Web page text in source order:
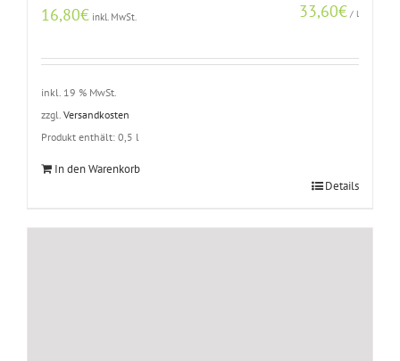
von 5,
basierend
16,80€ inkl. MwSt. 33,60€ / l
inkl. 19 % MwSt.
zzgl. Versandkosten
Produkt enthält: 0,5 l
In den Warenkorb
Details